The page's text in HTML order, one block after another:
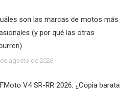
son las marcas de motos más
(y por qué las otras
agosto de 2026
V4 SR-RR 2026: ¿Copia barata